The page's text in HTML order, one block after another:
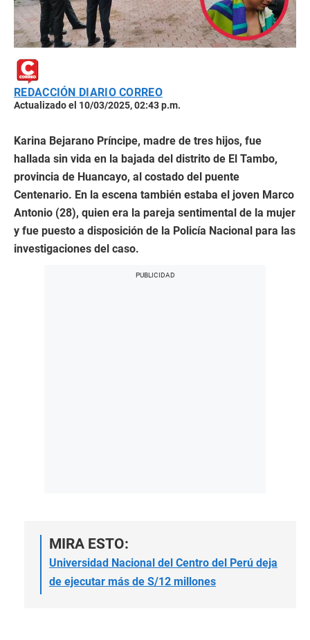
REDACCIÓN DIARIO CORREO
Actualizado el 10/03/2025, 02:43 p.m.
Karina Bejarano Príncipe, madre de tres hijos, fue
hallada sin vida en la bajada del distrito de El Tambo,
provincia de Huancayo, al costado del puente
Centenario. En la escena también estaba el joven Marco
Antonio (28), quien era la pareja sentimental de la mujer
y fue puesto a disposición de la Policía Nacional para las
investigaciones del caso.
MIRA ESTO:
Universidad Nacional del Centro del Perú deja
de ejecutar más de S/12 millones